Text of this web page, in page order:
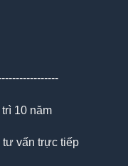
10 năm
vấn trực tiếp